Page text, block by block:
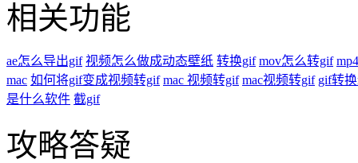
相关功能
ae怎么导出gif 视频怎么做成动态壁纸 转换gif mov怎么转gif
mac 如何将gif变成视频转gif mac 视频转gif mac视频转gif gif转
是什么软件 截gif
攻略答疑